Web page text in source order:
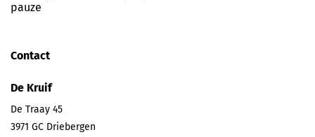
pauze
Contact
De Kruif
De Traay 45
3971 GC Driebergen